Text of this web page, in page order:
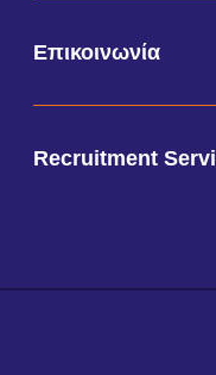
Επικοινωνία
Recruitment